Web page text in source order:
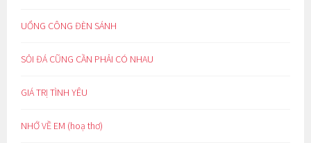
UỔNG CÔNG ĐÈN SÁNH
SỎI ĐÁ CŨNG CẦN PHẢI CÓ NHAU
GIÁ TRỊ TÌNH YÊU
NHỚ VỀ EM (hoạ thơ)